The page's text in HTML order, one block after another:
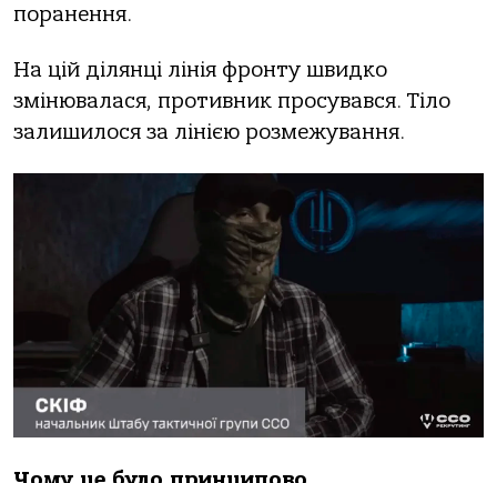
поранення.
На цій ділянці лінія фронту швидко
змінювалася, противник просувався. Тіло
залишилося за лінією розмежування.